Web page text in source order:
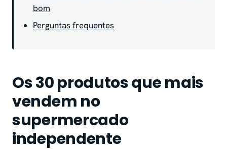
bom
Perguntas frequentes
Os 30 produtos que mais
vendem no
supermercado
independente